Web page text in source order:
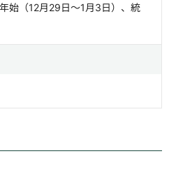
始（12月29日～1月3日）、統